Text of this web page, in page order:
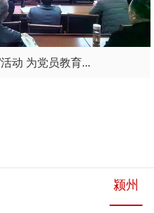
动 为党员教育...
颍州